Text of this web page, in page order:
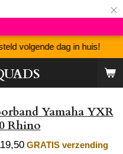
×
volgende dag in huis!
Yamaha YXR
Rhino
GRATIS verzending